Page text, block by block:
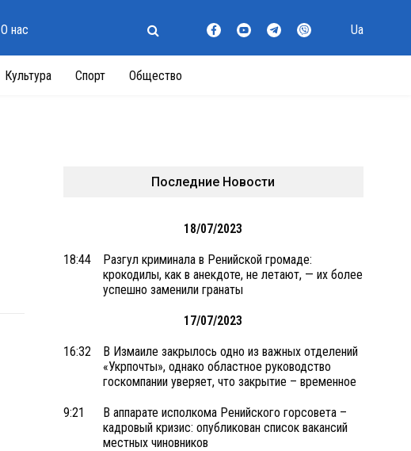
Культура Спорт Общество
О нас Ua
Последние Новости
18/07/2023
18:44
Разгул криминала в Ренийской громаде:
крокодилы, как в анекдоте, не летают, — их более
успешно заменили гранаты
17/07/2023
16:32
В Измаиле закрылось одно из важных отделений
«Укрпочты», однако областное руководство
госкомпании уверяет, что закрытие – временное
9:21
В аппарате исполкома Ренийского горсовета –
кадровый кризис: опубликован список вакансий
местных чиновников